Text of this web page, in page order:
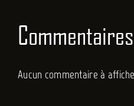
Aucun commentaire à